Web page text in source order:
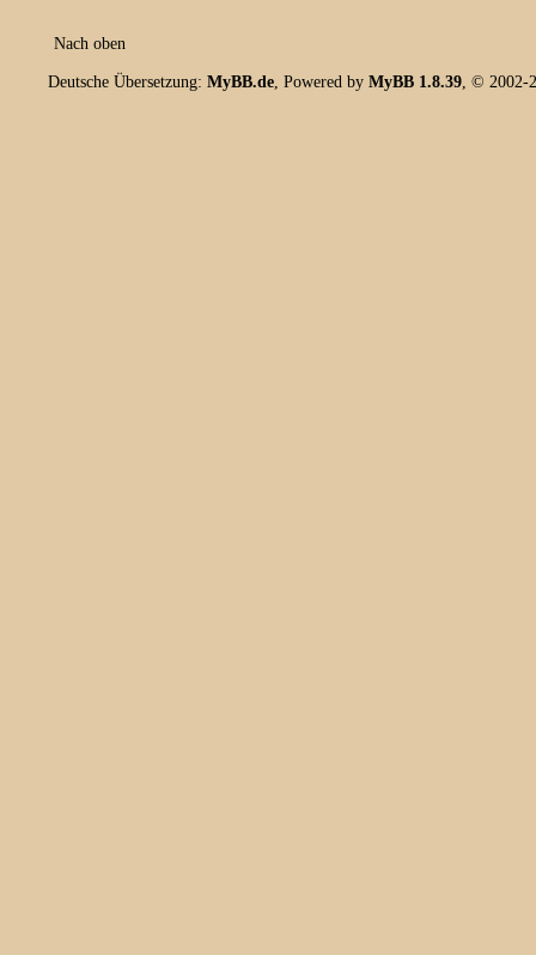
Nach oben
Deutsche Übersetzung: MyBB.de, Powered by MyBB 1.8.39, © 2002-